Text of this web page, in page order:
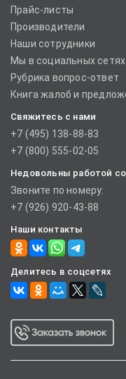
Прайс-листы
Производители
Наши сотрудники
Мы в социальных сетях
Рубрика вопрос-ответ
Книга жалоб и
Свяжитесь с нами
+7 (495) 138-88-83
+7 (800) 555-02-05
Недовольны работой
Звоните по номеру:
+7 (926) 920-43-88
Наши контакты
Делитесь в соцсетях